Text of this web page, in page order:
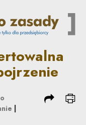
–
podziel się